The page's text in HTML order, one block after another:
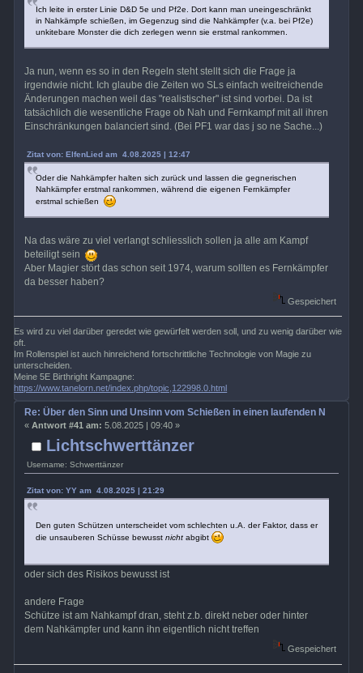
Ich leite in erster Linie D&D 5e und Pf2e. Dort kann man uneingeschränkt
in Nahkämpfe schießen, im Gegenzug sind die Nahkämpfer (v.a. bei Pf2e)
unkitebare Monster die dich zerlegen wenn sie erstmal rankommen.
Ja nun, wenn es so in den Regeln steht stellt sich die Frage ja
irgendwie nicht. Ich glaube die Zeiten wo SLs einfach weitreichende
Änderungen machen weil das "realistischer" ist sind vorbei. Da ist
tatsächlich die wesentliche Frage ob Nah und Fernkampf mit all ihren
Einschränkungen balanciert sind. (Bei PF1 war das j so ne Sache...)
Zitat von: ElfenLied am 4.08.2025 | 12:47
Oder die Nahkämpfer halten sich zurück und lassen die gegnerischen
Nahkämpfer erstmal rankommen, während die eigenen Fernkämpfer
erstmal schießen
Na das wäre zu viel verlangt schliesslich sollen ja alle am Kampf
beteiligt sein
Aber Magier stört das schon seit 1974, warum sollten es Fernkämpfer
da besser haben?
Gespeichert
Es wird zu viel darüber geredet wie gewürfelt werden soll, und zu wenig darüber wie
oft.
Im Rollenspiel ist auch hinreichend fortschrittliche Technologie von Magie zu
unterscheiden.
Meine 5E Birthright Kampagne:
https://www.tanelorn.net/index.php/topic,122998.0.html
Lichtschwerttänzer
Username: Schwerttänzer
Re: Über den Sinn und Unsinn vom Schießen in einen laufenden
« Antwort #41 am: 5.08.2025 | 09:40 »
Zitat von: YY am 4.08.2025 | 21:29
Den guten Schützen unterscheidet vom schlechten u.A. der Faktor, dass er
die unsauberen Schüsse bewusst nichtabgibt
oder sich des Risikos bewusst ist
andere Frage
Schütze ist am Nahkampf dran, steht z.b. direkt neber oder hinter
dem Nahkämpfer und kann ihn eigentlich nicht treffen
Gespeichert